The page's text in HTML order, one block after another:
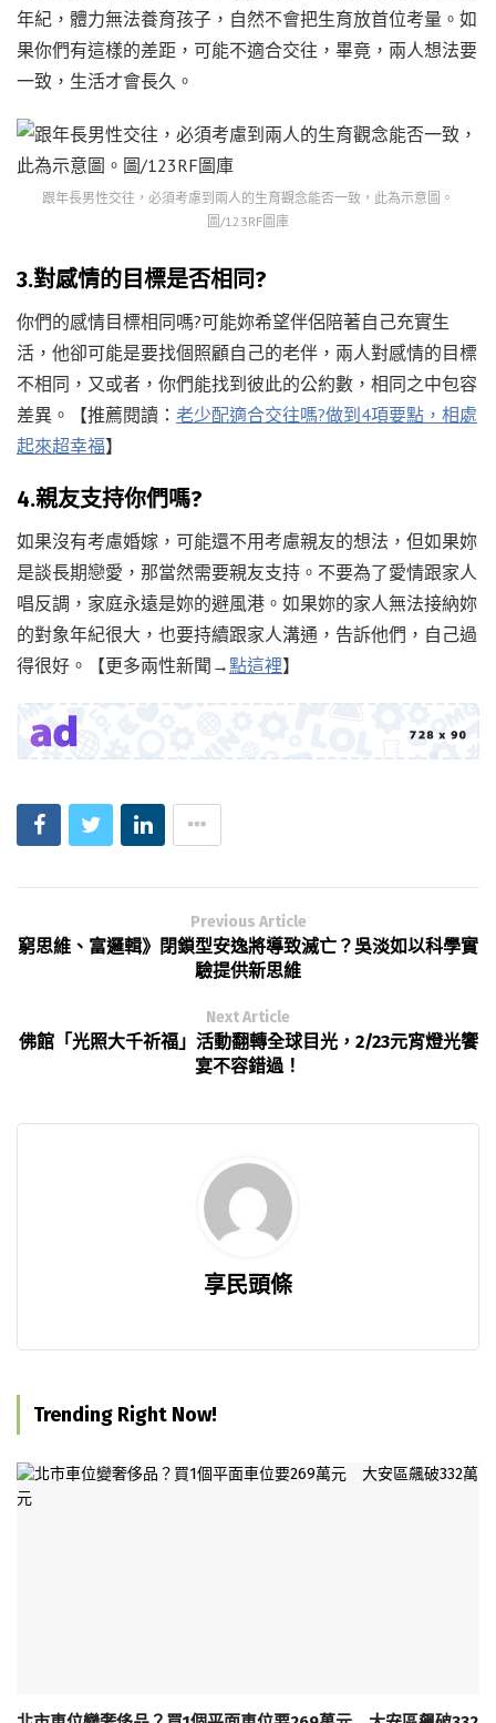
年紀，體力無法養育孩子，自然不會把生育放首位考量。如
果你們有這樣的差距，可能不適合交往，畢竟，兩人想法要
一致，生活才會長久。
跟年長男性交往，必須考慮到兩人的生育觀念能否一致，此為示意圖。
圖/123RF圖庫
3.對感情的目標是否相同?
你們的感情目標相同嗎?可能妳希望伴侶陪著自己充實生
活，他卻可能是要找個照顧自己的老伴，兩人對感情的目標
不相同，又或者，你們能找到彼此的公約數，相同之中包容
差異。【推薦閱讀： 老少配適合交往嗎?做到4項要點，相處
起來超幸福】
4.親友支持你們嗎?
如果沒有考慮婚嫁，可能還不用考慮親友的想法，但如果妳
是談長期戀愛，那當然需要親友支持。不要為了愛情跟家人
唱反調，家庭永遠是妳的避風港。如果妳的家人無法接納妳
的對象年紀很大，也要持續跟家人溝通，告訴他們，自己過
得很好。【更多兩性新聞→點這裡】
Previous Article
窮思維、富邏輯》閉鎖型安逸將導致滅亡？吳淡如以科學實
驗提供新思維
Next Article
佛館「光照大千祈福」活動翻轉全球目光，2/23元宵燈光饗
宴不容錯過！
享民頭條
Trending Right Now!